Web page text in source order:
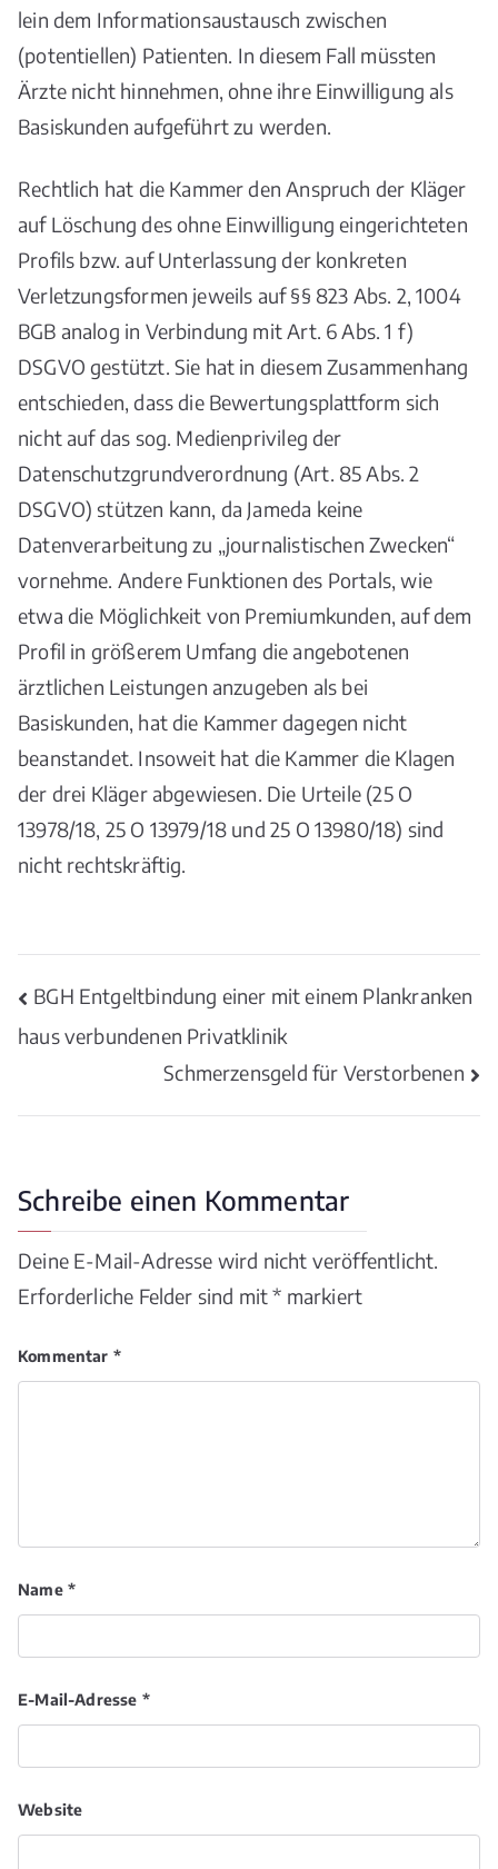
lein dem Informationsaustausch zwischen
(potentiellen) Patienten. In diesem Fall müssten
Ärzte nicht hinnehmen, ohne ihre Einwilligung als
Basiskunden aufgeführt zu werden.
Rechtlich hat die Kammer den Anspruch der Kläger
auf Löschung des ohne Einwilligung eingerichteten
Profils bzw. auf Unterlassung der konkreten
Verletzungsformen jeweils auf §§ 823 Abs. 2, 1004
BGB analog in Verbindung mit Art. 6 Abs. 1 f)
DSGVO gestützt. Sie hat in diesem Zusammenhang
entschieden, dass die Bewertungsplattform sich
nicht auf das sog. Medienprivileg der
Datenschutzgrundverordnung (Art. 85 Abs. 2
DSGVO) stützen kann, da Jameda keine
Datenverarbeitung zu „journalistischen Zwecken“
vornehme. Andere Funktionen des Portals, wie
etwa die Möglichkeit von Premiumkunden, auf dem
Profil in größerem Umfang die angebotenen
ärztlichen Leistungen anzugeben als bei
Basiskunden, hat die Kammer dagegen nicht
beanstandet. Insoweit hat die Kammer die Klagen
der drei Kläger abgewiesen. Die Urteile (25 O
13978/18, 25 O 13979/18 und 25 O 13980/18) sind
nicht rechtskräftig.
Beitragsnavigation
BGH Entgeltbindung einer mit einem Plankranken
haus verbundenen Privatklinik
Schmerzensgeld für Verstorbenen
Schreibe einen Kommentar
Deine E-Mail-Adresse wird nicht veröffentlicht.
Erforderliche Felder sind mit* markiert
Kommentar *
Name *
E-Mail-Adresse *
Website